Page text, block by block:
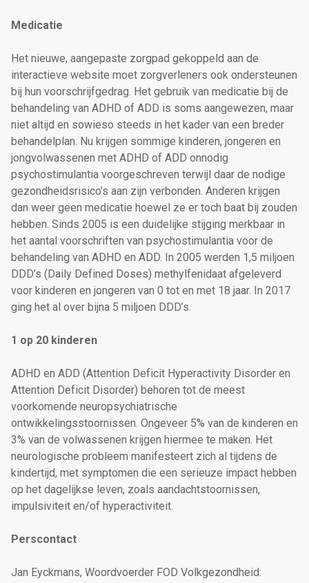
Medicatie
Het nieuwe, aangepaste zorgpad gekoppeld aan de
interactieve website moet zorgverleners ook ondersteunen
bij hun voorschrijfgedrag. Het gebruik van medicatie bij de
behandeling van ADHD of ADD is soms aangewezen, maar
niet altijd en sowieso steeds in het kader van een breder
behandelplan. Nu krijgen sommige kinderen, jongeren en
jongvolwassenen met ADHD of ADD onnodig
psychostimulantia voorgeschreven terwijl daar de nodige
gezondheidsrisico’s aan zijn verbonden. Anderen krijgen
dan weer geen medicatie hoewel ze er toch baat bij zouden
hebben. Sinds 2005 is een duidelijke stijging merkbaar in
het aantal voorschriften van psychostimulantia voor de
behandeling van ADHD en ADD. In 2005 werden 1,5 miljoen
DDD’s (Daily Defined Doses) methylfenidaat afgeleverd
voor kinderen en jongeren van 0 tot en met 18 jaar. In 2017
ging het al over bijna 5 miljoen DDD’s.
1 op 20 kinderen
ADHD en ADD (Attention Deficit Hyperactivity Disorder en
Attention Deficit Disorder) behoren tot de meest
voorkomende neuropsychiatrische
ontwikkelingsstoornissen. Ongeveer 5% van de kinderen en
3% van de volwassenen krijgen hiermee te maken. Het
neurologische probleem manifesteert zich al tijdens de
kindertijd, met symptomen die een serieuze impact hebben
op het dagelijkse leven, zoals aandachtstoornissen,
impulsiviteit en/of hyperactiviteit.
Perscontact
Jan Eyckmans, Woordvoerder FOD Volkgezondheid: